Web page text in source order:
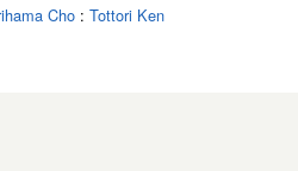
Cho : Tottori Ken